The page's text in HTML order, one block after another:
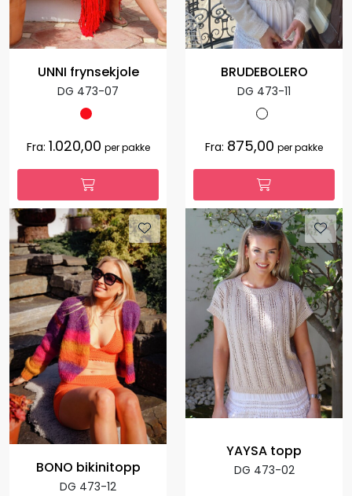
UNNI frynsekjole
DG 473-07
Fra: 1.020,00 per pakke
BRUDEBOLERO
DG 473-11
Fra: 875,00 per pakke
BONO bikinitopp
DG 473-12
YAYSA topp
DG 473-02